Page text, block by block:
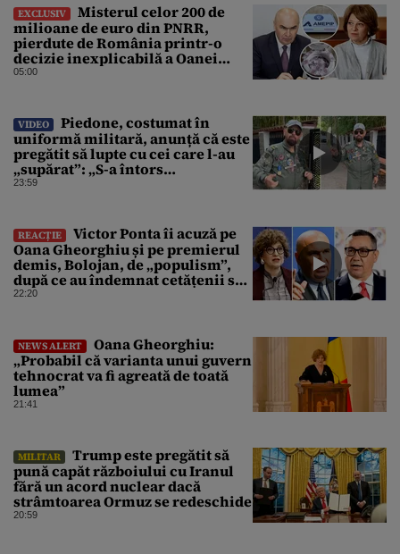
EXCLUSIV
Misterul celor 200 de
milioane de euro din PNRR,
pierdute de România printr-o
decizie inexplicabilă a Oanei
Gheorghiu. Ultima hotărâre de
05:00
VIDEO
Piedone, costumat în
uniformă militară, anunță că este
pregătit să lupte cu cei care l-au
„supărat”: „S-a întors
boomerangul”
23:59
REACȚIE
Victor Ponta îi acuză pe
Oana Gheorghiu și pe premierul
demis, Bolojan, de „populism”,
după ce au îndemnat cetățenii să
reducă consumul energetic
22:20
NEWS ALERT
Oana Gheorghiu:
„Probabil că varianta unui guvern
tehnocrat va fi agreată de toată
lumea”
21:41
MILITAR
Trump este pregătit să
pună capăt războiului cu Iranul
fără un acord nuclear dacă
strâmtoarea Ormuz se redeschide
20:59